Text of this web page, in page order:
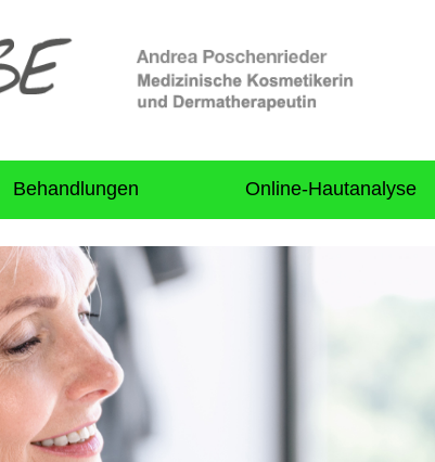
Behandlungen Online-Hautanalyse